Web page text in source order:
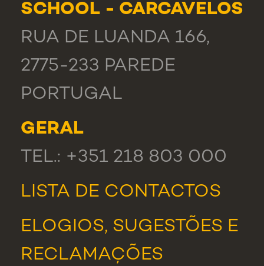
SCHOOL - CARCAVELOS
RUA DE LUANDA 166,
2775-233 PAREDE
PORTUGAL
GERAL
TEL.: +351 218 803 000
LISTA DE CONTACTOS
ELOGIOS, SUGESTÕES E
RECLAMAÇÕES